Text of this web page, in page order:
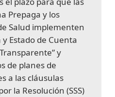
Prepaga y los
Salud implementen
Estado de Cuenta
y
de planes de
a las cláusulas
la Resolución (SSS)